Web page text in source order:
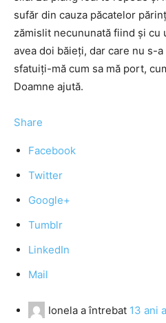
sufăr din cauza păcatelor
zămislit necununată fiind şi cu
avea doi băieți, dar care nu s-
sfatuiţi-mă cum sa mă port,
Doamne ajută.
Share
Facebook
Twitter
Google+
Tumblr
LinkedIn
Mail
Ionela a întrebat 13 ani